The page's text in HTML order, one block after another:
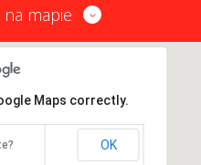
mapie
Maps correctly.
OK